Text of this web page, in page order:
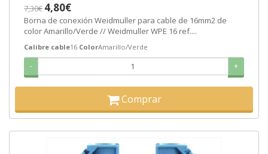
7,30€ 4,80€
Borna de conexión Weidmuller para cable de 16mm2 de
color Amarillo/Verde // Weidmuller WPE 16 ref....
Calibre cable16 ColorAmarillo/Verde
- +
Comprar